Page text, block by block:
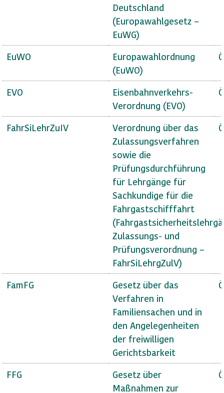
Deutschland
(Europawahlgesetz –
EuWG)
EuWO
Europawahlordnung
(EuWO)
EVO
Eisenbahnverkehrs-
Verordnung (EVO)
FahrSiLehrZuIV
Verordnung über das
Zulassungsverfahren
sowie die
Prüfungsdurchführung
für Lehrgänge für
Sachkundige für die
Fahrgastschifffahrt
Zulassungs- und
Prüfungsverordnung –
FahrSiLehrgZulV)
FamFG
Gesetz über das
Verfahren in
Familiensachen und in
den Angelegenheiten
der freiwilligen
Gerichtsbarkeit
FFG
Gesetz über
Maßnahmen zur